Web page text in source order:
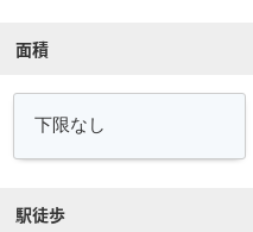
面積
駅徒歩